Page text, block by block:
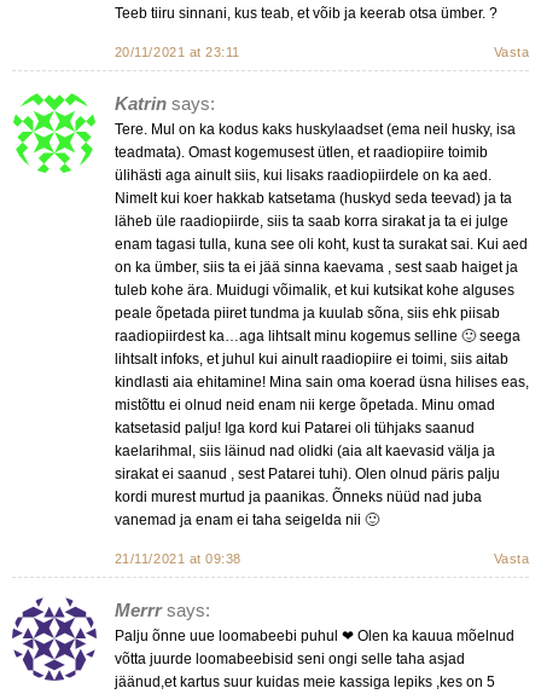
Teeb tiiru sinnani, kus teab, et võib ja keerab otsa ümber. ?
20/11/2021 at 23:11 Vasta
Katrin says:
Tere. Mul on ka kodus kaks huskylaadset (ema neil husky, isa
teadmata). Omast kogemusest ütlen, et raadiopiire toimib
ülihästi aga ainult siis, kui lisaks raadiopiirdele on ka aed.
Nimelt kui koer hakkab katsetama (huskyd seda teevad) ja ta
läheb üle raadiopiirde, siis ta saab korra sirakat ja ta ei julge
enam tagasi tulla, kuna see oli koht, kust ta surakat sai. Kui aed
on ka ümber, siis ta ei jää sinna kaevama , sest saab haiget ja
tuleb kohe ära. Muidugi võimalik, et kui kutsikat kohe alguses
peale õpetada piiret tundma ja kuulab sõna, siis ehk piisab
raadiopiirdest ka…aga lihtsalt minu kogemus selline 🙂 seega
lihtsalt infoks, et juhul kui ainult raadiopiire ei toimi, siis aitab
kindlasti aia ehitamine! Mina sain oma koerad üsna hilises eas,
mistõttu ei olnud neid enam nii kerge õpetada. Minu omad
katsetasid palju! Iga kord kui Patarei oli tühjaks saanud
kaelarihmal, siis läinud nad olidki (aia alt kaevasid välja ja
sirakat ei saanud , sest Patarei tuhi). Olen olnud päris palju
kordi murest murtud ja paanikas. Õnneks nüüd nad juba
vanemad ja enam ei taha seigelda nii 🙂
21/11/2021 at 09:38 Vasta
Merrr says:
Palju õnne uue loomabeebi puhul ❤ Olen ka kauua mõelnud
võtta juurde loomabeebisid seni ongi selle taha asjad
jäänud,et kartus suur kuidas meie kassiga lepiks ,kes on 5